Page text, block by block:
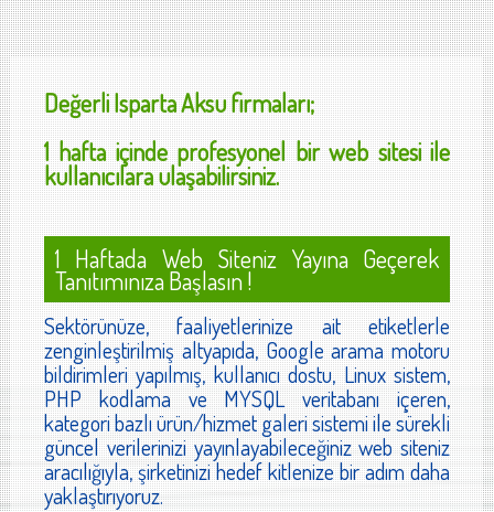
DeğerliIsparta Aksufirmaları;
1 hafta içinde profesyonel bir web sitesi ile
kullanıcılara ulaşabilirsiniz.
1 Haftada Web Siteniz Yayına Geçerek
Tanıtımınıza Başlasın !
Sektörünüze, faaliyetlerinize ait etiketlerle
zenginleştirilmiş altyapıda, Google arama motoru
bildirimleri yapılmış, kullanıcı dostu, Linux sistem,
PHP kodlama ve MYSQL veritabanı içeren,
kategori bazlı ürün/hizmet galeri sistemi ile sürekli
güncel verilerinizi yayınlayabileceğiniz web siteniz
aracılığıyla, şirketinizi hedef kitlenize bir adım daha
yaklaştırıyoruz.